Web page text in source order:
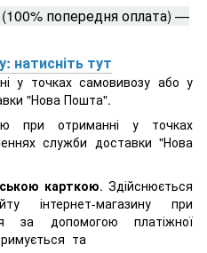
попередня оплата) —
натисніть тут
у точках самовивозу або у
"Нова Пошта".
при отриманні у точках
служби доставки "Нова
карткою. Здійснюється
інтернет-магазину при
за допомогою платіжної
та